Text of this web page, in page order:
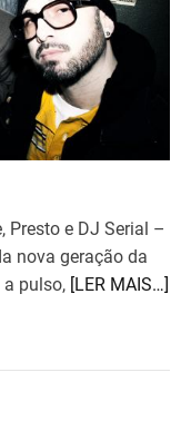
r
e
a
d
t
i
m
e
Presto e DJ Serial –
nova geração da
a pulso, [LER MAIS…]